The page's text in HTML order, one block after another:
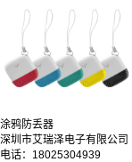
涂鸦防丢器
深圳市艾瑞泽电子有限公司
电话：18025304939